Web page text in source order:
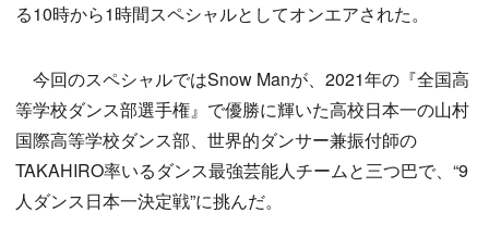
る10時から1時間スペシャルとしてオンエアされた。
今回のスペシャルではSnow Manが、2021年の『全国高
等学校ダンス部選手権』で優勝に輝いた高校日本一の山村
国際高等学校ダンス部、世界的ダンサー兼振付師の
TAKAHIRO率いるダンス最強芸能人チームと三つ巴で、“9
人ダンス日本一決定戦”に挑んだ。